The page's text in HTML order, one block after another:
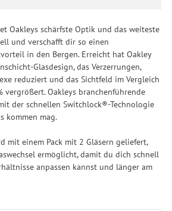
Oakleys schärfste Optik und das weiteste
und verschafft dir so einen
in den Bergen. Erreicht hat Oakley
Glasdesign, das Verzerrungen,
reduziert und das Sichtfeld im Vergleich
vergrößert. Oakleys branchenführende
der schnellen Switchlock®-Technologie
kommen mag.
mit einem Pack mit 2 Gläsern geliefert,
ermöglicht, damit du dich schnell
anpassen kannst und länger am